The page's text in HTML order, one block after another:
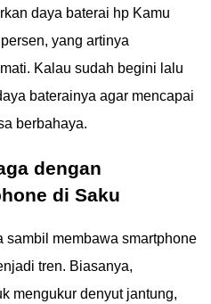
daya baterai hp Kamu
yang artinya
Kalau sudah begini lalu
baterainya agar mencapai
berbahaya.
dengan
di Saku
sambil membawa smartphone
tren. Biasanya,
mengukur denyut jantung,